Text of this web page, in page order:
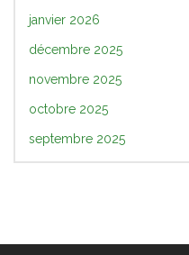
janvier 2026
décembre 2025
novembre 2025
octobre 2025
septembre 2025